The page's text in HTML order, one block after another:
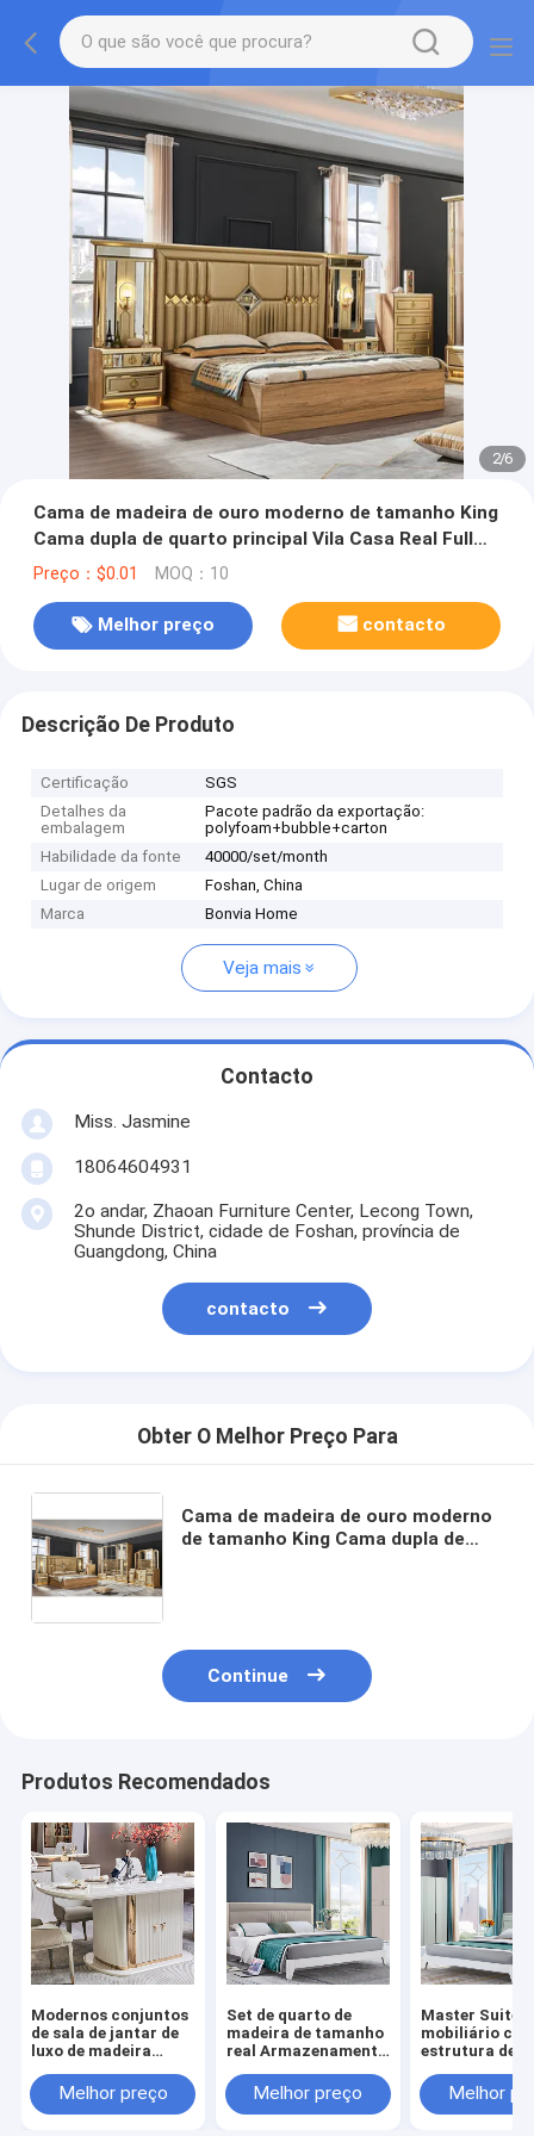
2/6
Cama de madeira de ouro moderno de tamanho King
Cama dupla de quarto principal Vila Casa Real Full
Queen Madeira Luxury Set de móveis de quarto
Preço：$0.01 MOQ：10
Melhor preço contacto
Descrição De Produto
Certificação
SGS
Detalhes da
embalagem
Pacote padrão da exportação:
polyfoam+bubble+carton
Habilidade da fonte
40000/set/month
Lugar de origem
Foshan, China
Marca
Bonvia Home
Veja mais
Contacto
Miss. Jasmine
18064604931
2o andar, Zhaoan Furniture Center, Lecong Town,
Shunde District, cidade de Foshan, província de
Guangdong, China
contacto
Obter O Melhor Preço Para
Cama de madeira de ouro moderno
de tamanho King Cama dupla de
Continue
Produtos Recomendados
Modernos conjuntos
de sala de jantar de
luxo de madeira
Completo mobiliário
para casa
Melhor preço
Set de quarto de
madeira de tamanho
real Armazenamento
aconchegante de
alta qualidade
Melhor preço
Master Suite
mobiliário
estrutura de
minimalista
Melhor